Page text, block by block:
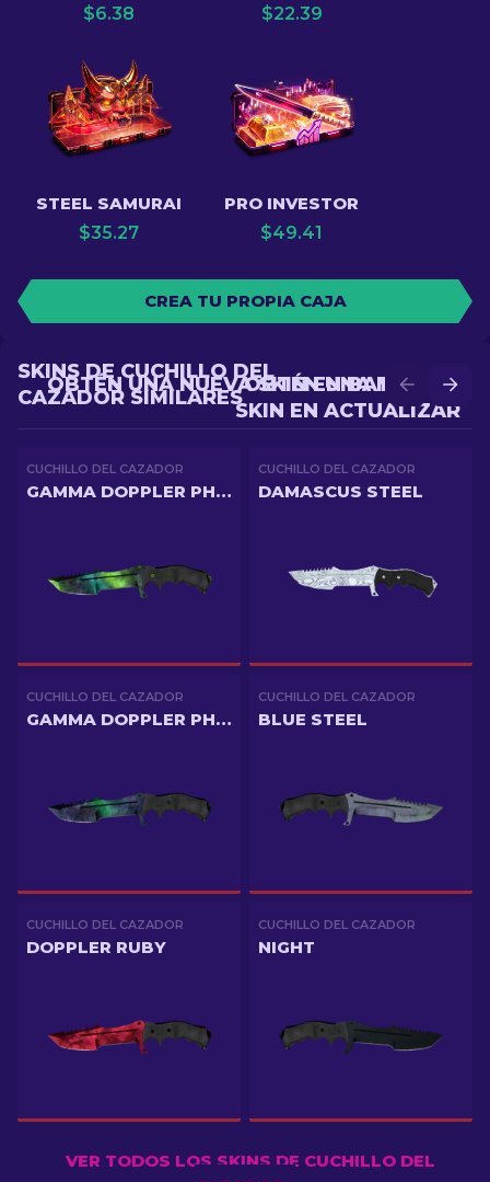
$6.38 $22.39
STEEL SAMURAI
$35.27
PRO INVESTOR
$49.41
CREA TU PROPIA CAJA
OBTÉN UNA MEJOR
SKIN EN ACTUALIZAR
OBTÉN UNA NUEVA SKIN EN BATALLA
SKINS DE CUCHILLO DEL
CAZADOR SIMILARES
CUCHILLO DEL CAZADOR
GAMMA DOPPLER PHASE 4
CUCHILLO DEL CAZADOR
DAMASCUS STEEL
CUCHILLO DEL CAZADOR
GAMMA DOPPLER PHASE 1
CUCHILLO DEL CAZADOR
BLUE STEEL
CUCHILLO DEL CAZADOR
DOPPLER RUBY
CUCHILLO DEL CAZADOR
NIGHT
VER TODOS LOS SKINS DE CUCHILLO DEL